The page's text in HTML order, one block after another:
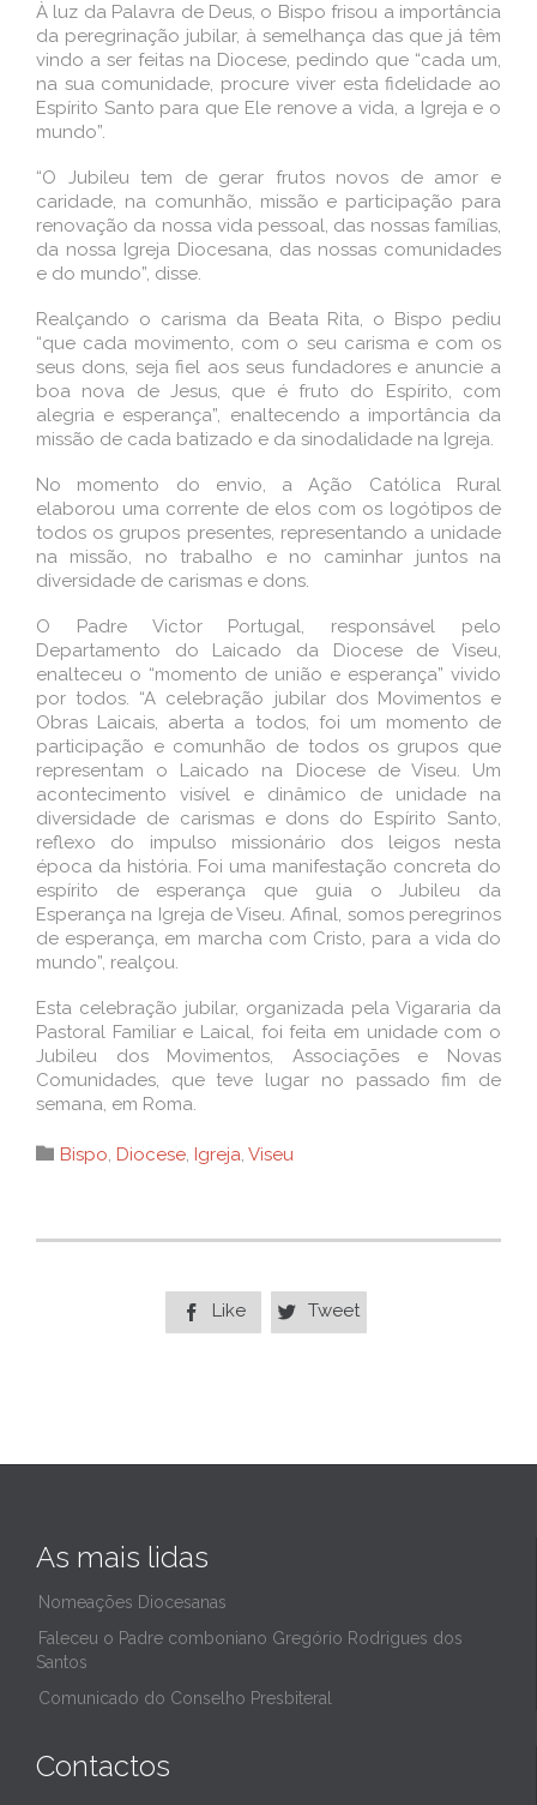
À luz da Palavra de Deus, o Bispo frisou a importância
da peregrinação jubilar, à semelhança das que já têm
vindo a ser feitas na Diocese, pedindo que “cada um,
na sua comunidade, procure viver esta fidelidade ao
Espírito Santo para que Ele renove a vida, a Igreja e o
mundo”.
“O Jubileu tem de gerar frutos novos de amor e
caridade, na comunhão, missão e participação para
renovação da nossa vida pessoal, das nossas famílias,
da nossa Igreja Diocesana, das nossas comunidades
e do mundo”, disse.
Realçando o carisma da Beata Rita, o Bispo pediu
“que cada movimento, com o seu carisma e com os
seus dons, seja fiel aos seus fundadores e anuncie a
boa nova de Jesus, que é fruto do Espírito, com
alegria e esperança”, enaltecendo a importância da
missão de cada batizado e da sinodalidade na Igreja.
No momento do envio, a Ação Católica Rural
elaborou uma corrente de elos com os logótipos de
todos os grupos presentes, representando a unidade
na missão, no trabalho e no caminhar juntos na
diversidade de carismas e dons.
O Padre Victor Portugal, responsável pelo
Departamento do Laicado da Diocese de Viseu,
enalteceu o “momento de união e esperança” vivido
por todos. “A celebração jubilar dos Movimentos e
Obras Laicais, aberta a todos, foi um momento de
participação e comunhão de todos os grupos que
representam o Laicado na Diocese de Viseu. Um
acontecimento visível e dinâmico de unidade na
diversidade de carismas e dons do Espírito Santo,
reflexo do impulso missionário dos leigos nesta
época da história. Foi uma manifestação concreta do
espírito de esperança que guia o Jubileu da
Esperança na Igreja de Viseu. Afinal, somos peregrinos
de esperança, em marcha com Cristo, para a vida do
mundo”, realçou.
Esta celebração jubilar, organizada pela Vigararia da
Pastoral Familiar e Laical, foi feita em unidade com o
Jubileu dos Movimentos, Associações e Novas
Comunidades, que teve lugar no passado fim de
semana, em Roma.
 Category
Bispo, Diocese, Igreja, Viseu
 Like  Tweet
As mais lidas
Nomeações Diocesanas
Faleceu o Padre comboniano Gregório Rodrigues dos
Santos
Comunicado do Conselho Presbiteral
Contactos